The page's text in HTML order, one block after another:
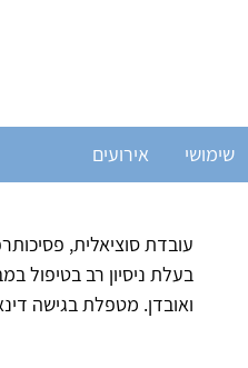
שימושי אירועים
בעלת ניסיון רב בטיפול
ואובדן. מטפלת בגישה